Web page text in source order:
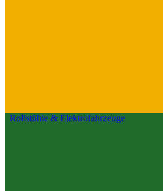
Rollstühle & Elektrofahrzeuge